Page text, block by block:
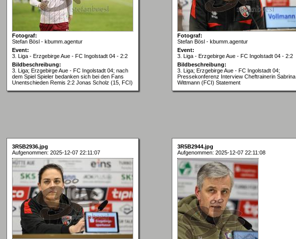
Fotograf:
Stefan Bösl - kbumm.agentur
Event:
3. Liga - Erzgebirge Aue - FC Ingolstadt 04 - 2:2
Bildbeschreibung:
3. Liga; Erzgebirge Aue - FC Ingolstadt 04; nach
dem Spiel Spieler bedanken sich bei den Fans
Unentschieden Remis 2:2 Jonas Scholz (15, FCI)
Fotograf:
Stefan Bösl - kbumm.agentur
Event:
3. Liga - Erzgebirge Aue - FC Ingolstadt 04 - 2:2
Bildbeschreibung:
3. Liga; Erzgebirge Aue - FC Ingolstadt 04;
Pressekonferenz Interview Cheftrainerin Sabrina
Wittmann (FCI) Statement
3R5B2936.jpg
Aufgenommen: 2025-12-07 22:11:07
3R5B2944.jpg
Aufgenommen: 2025-12-07 22:11:08